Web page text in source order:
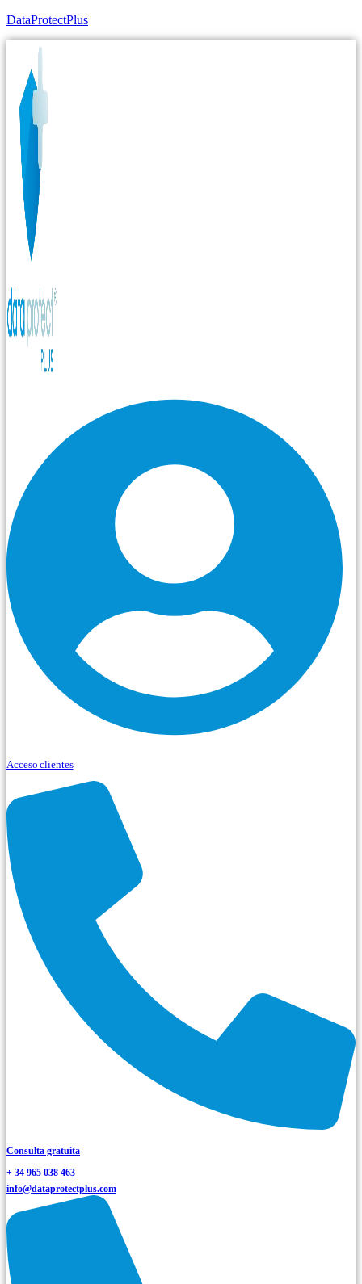
DataProtectPlus
Acceso clientes
Consulta gratuita
+ 34 965 038 463
info@dataprotectplus.com